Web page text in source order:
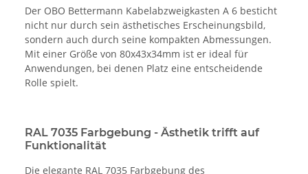
Der OBO Bettermann Kabelabzweigkasten A 6 besticht
nicht nur durch sein ästhetisches Erscheinungsbild,
sondern auch durch seine kompakten Abmessungen.
Mit einer Größe von 80x43x34mm ist er ideal für
Anwendungen, bei denen Platz eine entscheidende
Rolle spielt.
RAL 7035 Farbgebung - Ästhetik trifft auf
Funktionalität
Die elegante RAL 7035 Farbgebung des